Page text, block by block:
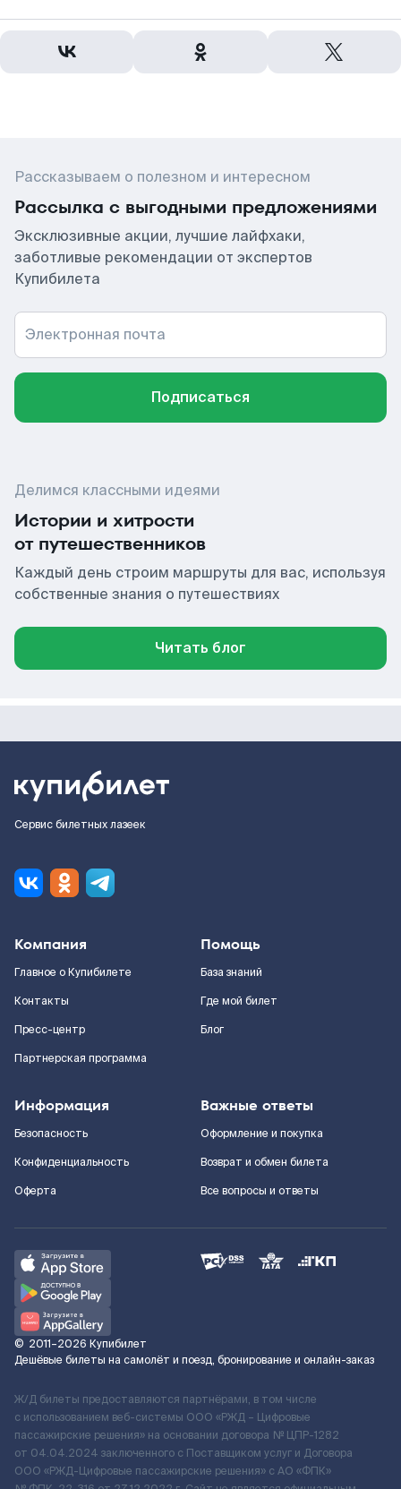
Рассказываем о полезном и интересном
Рассылка с выгодными предложениями
Эксклюзивные акции, лучшие лайфхаки,
заботливые рекомендации от экспертов
Купибилета
Электронная почта
Подписаться
Делимся классными идеями
Истории и хитрости
от путешественников
Каждый день строим маршруты для вас, используя
собственные знания о путешествиях
Читать блог
Сервис билетных лазеек
Компания
Главное о Купибилете
Контакты
Пресс-центр
Партнерская программа
Помощь
База знаний
Где мой билет
Блог
Информация
Безопасность
Конфиденциальность
Оферта
Важные ответы
Оформление и покупка
Возврат и обмен билета
Все вопросы и ответы
© 2011–2026 Купибилет
Дешёвые билеты на самолёт и поезд, бронирование и онлайн-заказ
Ж/Д билеты предоставляются партнёрами, в том числе
с использованием веб-системы ООО «РЖД – Цифровые
пассажирские решения» на основании договора № ЦПР-1282
от 04.04.2024 заключенного с Поставщиком услуг и Договора
ООО «РЖД-Цифровые пассажирские решения» c АО «ФПК»